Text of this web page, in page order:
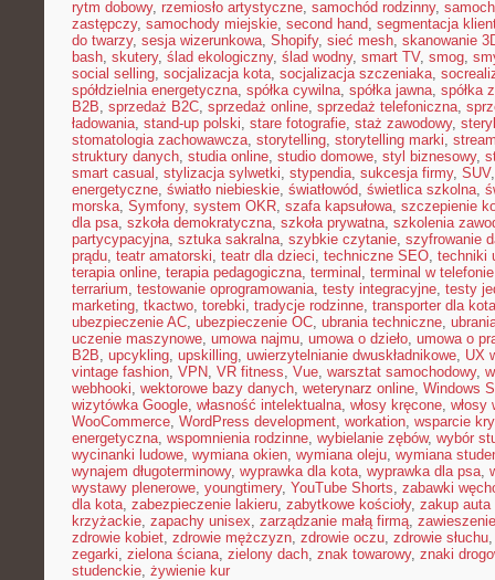
rytm dobowy, rzemiosło artystyczne, samochód rodzinny,
zastępczy, samochody miejskie, second hand, segmentacja
do twarzy, sesja wizerunkowa, Shopify, sieć mesh, skanowanie
bash, skutery, ślad ekologiczny, ślad wodny, smart TV, smog,
social selling, socjalizacja kota, socjalizacja szczeniaka,
spółdzielnia energetyczna, spółka cywilna, spółka jawna, spółka
B2B, sprzedaż B2C, sprzedaż online, sprzedaż telefoniczna,
ładowania, stand-up polski, stare fotografie, staż zawodowy,
stomatologia zachowawcza, storytelling, storytelling marki,
struktury danych, studia online, studio domowe, styl biznesowy,
smart casual , stylizacja sylwetki, stypendia, sukcesja firmy, SUV
energetyczne, światło niebieskie, światłowód, świetlica szkolna,
morska, Symfony, system OKR, szafa kapsułowa, szczepienie
dla psa, szkoła demokratyczna, szkoła prywatna, szkolenia
partycypacyjna, sztuka sakralna, szybkie czytanie, szyfrowanie
prądu, teatr amatorski, teatr dla dzieci, techniczne SEO, techniki
terapia online, terapia pedagogiczna, terminal , terminal w telefonie
terrarium, testowanie oprogramowania, testy integracyjne, testy
marketing, tkactwo, torebki, tradycje rodzinne, transporter dla kota
ubezpieczenie AC, ubezpieczenie OC, ubrania techniczne,
uczenie maszynowe, umowa najmu, umowa o dzieło, umowa o
B2B, upcykling, upskilling, uwierzytelnianie dwuskładnikowe, UX
vintage fashion, VPN, VR fitness, Vue, warsztat samochodowy,
webhooki, wektorowe bazy danych, weterynarz online, Windows
wizytówka Google, własność intelektualna, włosy kręcone, włosy
WooCommerce, WordPress development, workation, wsparcie
energetyczna, wspomnienia rodzinne, wybielanie zębów, wybór
wycinanki ludowe, wymiana okien, wymiana oleju, wymiana
wynajem długoterminowy, wyprawka dla kota, wyprawka dla psa,
wystawy plenerowe, youngtimery, YouTube Shorts, zabawki
dla kota, zabezpieczenie lakieru, zabytkowe kościoły, zakup auta
krzyżackie, zapachy unisex, zarządzanie małą firmą, zawieszenie
zdrowie kobiet, zdrowie mężczyzn, zdrowie oczu, zdrowie słuchu
zegarki, zielona ściana, zielony dach, znak towarowy, znaki
studenckie, żywienie kur